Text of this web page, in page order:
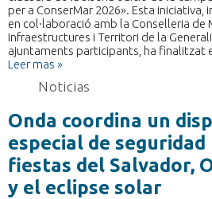
per a ConserMar 2026». Esta iniciativa,
en col·laboració amb la Conselleria de
Infraestructures i Territori de la
ajuntaments participants, ha finalitzat
Leer mas »
Noticias
Onda coordina un
especial de seguridad
fiestas del Salvador,
y el eclipse solar